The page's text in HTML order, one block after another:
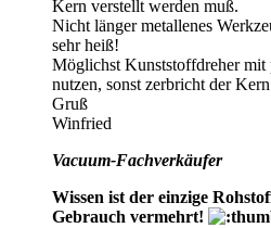
Kern verstellt werden muß.
Nicht länger metallenes
sehr heiß!
Möglichst Kunststoffdreher mit
nutzen, sonst zerbricht der
Gruß
Winfried
Vacuum-Fachverkäufer
Wissen ist der einzige
Gebrauch vermehrt!